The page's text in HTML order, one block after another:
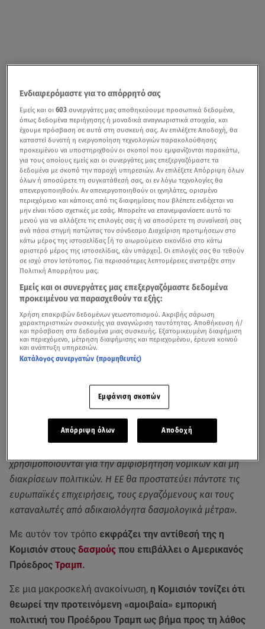
«Η ΕΕ θα αντιδράσει σταθερά και αμέσως κατά των
αδικαιολόγητων φραγμών στο ελεύθερο και το δίκαιο
χρησιμοποιούνται για την αμφισβήτηση νομικών και μη
διακρίσεων πολιτικών. Η ΕΕ θα προστατεύει πάντοτε τις
ευρωπαϊκές επιχειρήσεις, τους εργαζόμενους και τους
καταναλωτές από αδικαιολόγητα δασμολογικά μέτρα».
Με αυτόν τον τρόπο εκφράζει την αντίθεσή της η
Κομισιόν στους δασμούς που επιβάλλει ο Αμερικανός
Πρόεδρος Τραμπ.
Σε μια μακροσκελή ανακοίνωση, η Κομισιόν τονίζει ότι
θεωρεί την προτεινόμενη «αμοιβαία» εμπορική
πολιτική του Προέδρου Τραμπ ως βήμα προς τη λάθος
Ενδιαφερόμαστε για το απόρρητό σας
Εμείς και οι603 συνεργάτες μας αποθηκεύουμε προσωπικά δεδομένα,
όπως δεδομένα περιήγησης ή μοναδικά αναγνωριστικά στοιχεία, και
έχουμε πρόσβαση σε αυτά στη συσκευή σας. Αν επιλέξετε Αποδοχή, θα
καταστεί δυνατή η ενεργοποίηση τεχνολογιών παρακολούθησης
προκειμένου να υποστηριχθούν οι σκοποί που εμφανίζονται παρακάτω,
για τους οποίους εμείς και οι συνεργάτες μας επεξεργαζόμαστε τα
δεδομένα με σκοπό την παροχή υπηρεσιών. Αν επιλέξετε Απόρριψη όλων
όλων ή αποσύρετε τη συγκατάθεσή σας, οι εν λόγω τεχνολογίες θα
απενεργοποιηθούν. Αν απενεργοποιηθούν οι ιχνηλάτες, ορισμένο
περιεχόμενο και κάποιες από τις διαφημίσεις που βλέπετε ενδέχεται να
μην είναι τόσο σχετικές με εσάς. Μπορείτε να επανεμφανίσετε αυτό το
μενού για να αλλάξετε τις επιλογές σας ή να αποσύρετε τη συναίνεσή σας
ανά πάσα στιγμή πατώντας τον σύνδεσμο Διαχείριση προτιμήσεων στο
κάτω μέρος της ιστοσελίδας [ή το αιωρούμενο εικονίδιο στο κάτω
αριστερό μέρος της ιστοσελίδας, εάν υπάρχει]. Οι επιλογές σας θα τεθούν
σε ισχύ στον Ιστότοπος. Για περισσότερες λεπτομέρειες ανατρέξτε στην
Πολιτική Απορρήτου μας.
Εμείς και οι συνεργάτες μας επεξεργαζόμαστε δεδομένα
προκειμένου να παρασχεθούν τα εξής:
Χρήση επακριβών δεδομένων γεωεντοπισμού. Ακριβής σάρωση
χαρακτηριστικών συσκευής για αναγνώριση ταυτότητας. Αποθήκευση ή/
και πρόσβαση στα δεδομένα μιας συσκευής. Εξατομικευμένη διαφήμιση
και περιεχόμενο, μέτρηση διαφήμισης και περιεχομένου, έρευνα κοινού
και ανάπτυξη υπηρεσιών.
Κατάλογος συνεργατών (προμηθευτές)
Εμφάνιση σκοπών
Απόρριψη όλων Αποδοχή